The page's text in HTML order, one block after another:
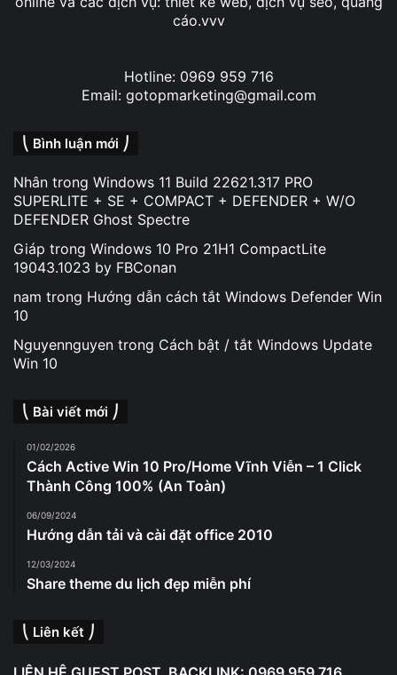
cáo.vvv
Hotline: 0969 959 716
Email: gotopmarketing@gmail.com
⎝ Bình luận mới ⎠
Nhân trong Windows 11 Build 22621.317 PRO
SUPERLITE + SE + COMPACT + DEFENDER + W/O
DEFENDER Ghost Spectre
Giáp trong Windows 10 Pro 21H1 CompactLite
19043.1023 by FBConan
nam trong Hướng dẫn cách tắt Windows Defender Win
10
Nguyennguyen trong Cách bật / tắt Windows Update
Win 10
⎝ Bài viết mới ⎠
01/02/2026
Cách Active Win 10 Pro/Home Vĩnh Viễn – 1 Click
Thành Công 100% (An Toàn)
06/09/2024
Hướng dẫn tải và cài đặt office 2010
12/03/2024
Share theme du lịch đẹp miễn phí
⎝ Liên kết ⎠